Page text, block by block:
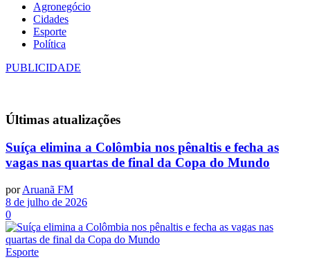
Agronegócio
Cidades
Esporte
Política
PUBLICIDADE
Últimas atualizações
Suíça elimina a Colômbia nos pênaltis e fecha as
vagas nas quartas de final da Copa do Mundo
por Aruanã FM
8 de julho de 2026
0
Esporte